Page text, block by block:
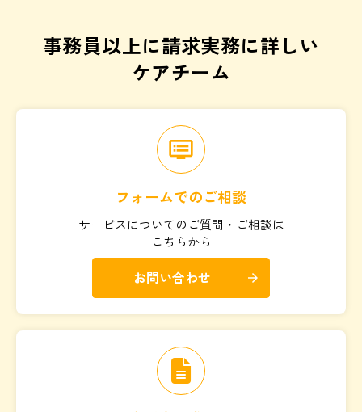
事務員以上に請求実務に詳しい
ケアチーム
dvr
フォームでのご相談
サービスについてのご質問・ご相談は
こちらから
お問い合わせ arrow_forward